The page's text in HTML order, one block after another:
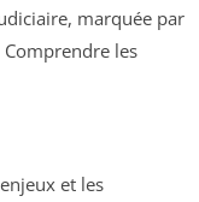
marquée par
les
et les